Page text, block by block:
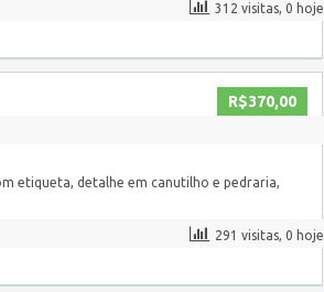
312 visitas, 0 hoje
R$370,00
etiqueta, detalhe em canutilho e pedraria,
291 visitas, 0 hoje